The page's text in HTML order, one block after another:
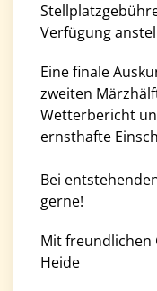
Verfügung
Eine finale
zweiten
Wetterbericht
ernsthafte
Bei
gerne!
Mit freundlichen
Heide